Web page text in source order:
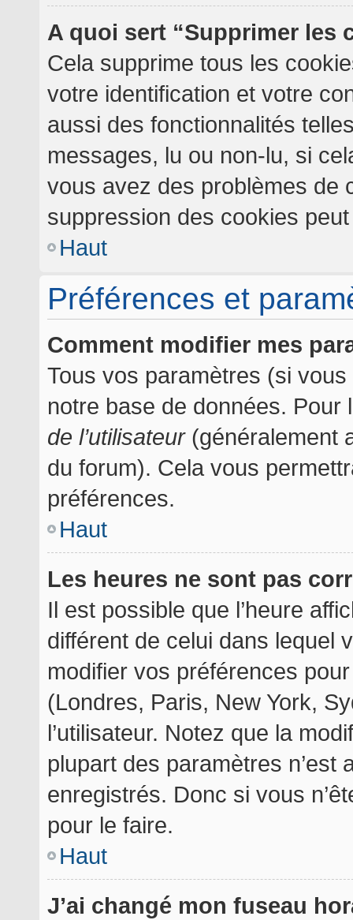
A quoi sert “Supprimer les
Cela supprime tous les
votre identification et votre
aussi des fonctionnalités
messages, lu ou non-lu, si
vous avez des problèmes de
suppression des cookies
Haut
Préférences et
Comment modifier mes
Tous vos paramètres (si
notre base de données.
de l’utilisateur(généralement
du forum). Cela vous
préférences.
Haut
Les heures ne sont pas
Il est possible que l’heure
différent de celui dans lequel
modifier vos préférences
(Londres, Paris, New York,
l’utilisateur. Notez que la
plupart des paramètres n’est
enregistrés. Donc si vous
pour le faire.
Haut
J’ai changé mon fuseau